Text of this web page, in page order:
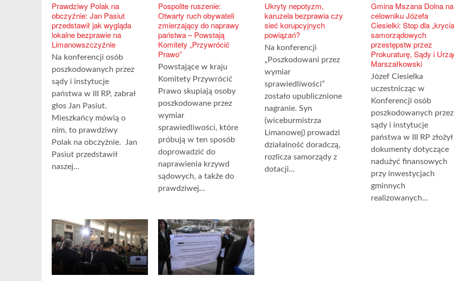
Prawdziwy Polak na
obczyźnie: Jan Pasiut
przedstawił jak wygląda
lokalne bezprawie na
Limanowszczyźnie
Na konferencji osób
poszkodowanych przez
sądy i instytucje
państwa w III RP, zabrał
głos Jan Pasiut.
Mieszkańcy mówią o
nim, to prawdziwy
Polak na obczyźnie. Jan
Pasiut przedstawił
naszej...
Pospolite ruszenie:
Otwarty ruch obywateli
zmierzający do naprawy
państwa – Powstają
Komitety „Przywrócić
Prawo”
Powstające w kraju
Komitety Przywrócić
Prawo skupiają osoby
poszkodowane przez
wymiar
sprawiedliwości, które
próbują w ten sposób
doprowadzić do
naprawienia krzywd
sądowych, a także do
prawdziwej...
Ukryty nepotyzm,
karuzela bezprawia czy
sieć korupcyjnych
powiązań?
Na konferencji
„Poszkodowani przez
wymiar
sprawiedliwości”
zostało upublicznione
nagranie. Syn
(wiceburmistrza
Limanowej) prowadzi
działalność doradczą,
rozlicza samorządy z
dotacji...
Gmina Mszana Dolna na
celowniku Józefa
Ciesielki: Stop dla
samorządowych
przestępstw przez
Prokuraturę, Sądy i
Marszałkowski
Józef Ciesielka
uczestnicząc w
Konferencji osób
poszkodowanych przez
sądy i instytucje
państwa w III RP złożył
dokumenty dotyczące
nadużyć finansowych
przy inwestycjach
gminnych
realizowanych...